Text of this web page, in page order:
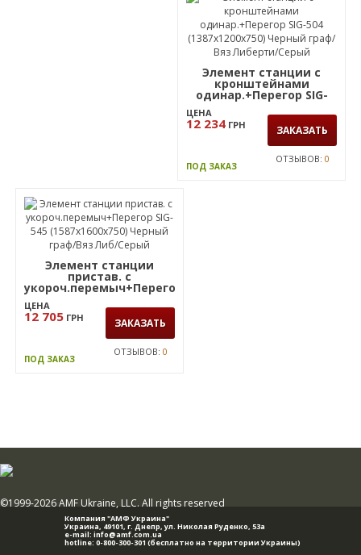
Элемент станции с
кронштейнами
одинар.+Перегор SIG-
504 (1387х1200х750)
Черный граф/Вяз
Либерти/Серый
ЦЕНА
12 234 ГРН ЗАКАЗАТЬ
ПОД ЗАКАЗ
ОТЗЫВОВ:0
Элемент станции
пристав. с
укороч.перемыч+Перегор
SIG-545 (1587х1600х750)
Черный граф/Вяз Либ/
Серый
ЦЕНА
12 705 ГРН ЗАКАЗАТЬ
ПОД ЗАКАЗ
ОТЗЫВОВ:0
Компания "АМФ Украина"
Украина, 49101, г. Днепр,ул. Николая Руденко, 53а
e-mail: info@amf.com.ua
hotline: 0-800-300-301 (бесплатно на территории Украины)
©1999-2026 AMF Ukraine, LLC. All rights reserved